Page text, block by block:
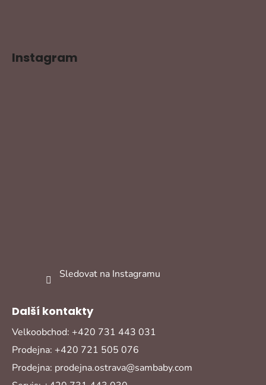
Instagram
Sledovat na Instagramu
Další kontakty
Velkoobchod: +420 731 443 031
Prodejna: +420 721 505 076
Prodejna: prodejna.ostrava@sambaby.com